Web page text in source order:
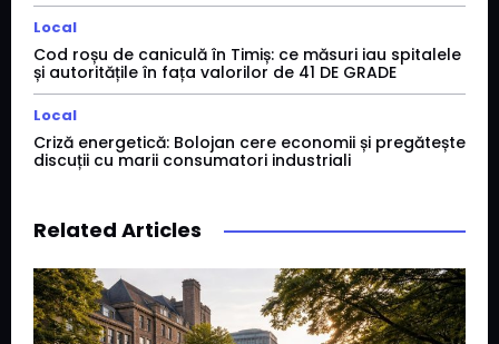
Local
Cod roșu de caniculă în Timiș: ce măsuri iau spitalele
și autoritățile în fața valorilor de 41 DE GRADE
Local
Criză energetică: Bolojan cere economii și pregătește
discuții cu marii consumatori industriali
Related Articles